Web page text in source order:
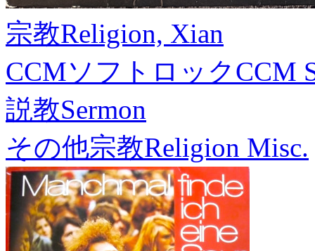
宗教Religion, Xian
CCMソフトロックCCM
説教Sermon
その他宗教Religion Misc.